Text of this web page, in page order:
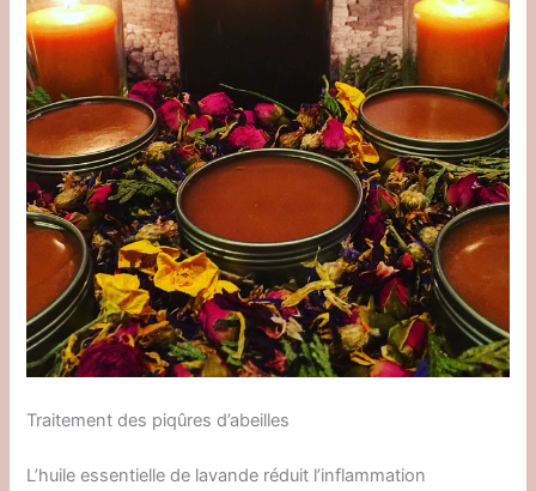
Traitement des piqûres d’abeilles
L’huile essentielle de lavande réduit l’inflammation